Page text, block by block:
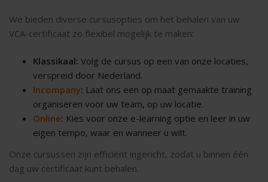
We bieden diverse cursusopties om het behalen van uw
VCA-certificaat zo flexibel mogelijk te maken:
Klassikaal: Volg de cursus op een van onze locaties,
verspreid door Nederland.
Incompany: Laat ons een op maat gemaakte training
organiseren voor uw team, op uw locatie.
Online: Kies voor onze e-learning optie en leer in uw
eigen tempo, waar en wanneer u wilt.
Onze cursussen zijn efficiënt ingericht, zodat u binnen één
dag uw certificaat kunt behalen.